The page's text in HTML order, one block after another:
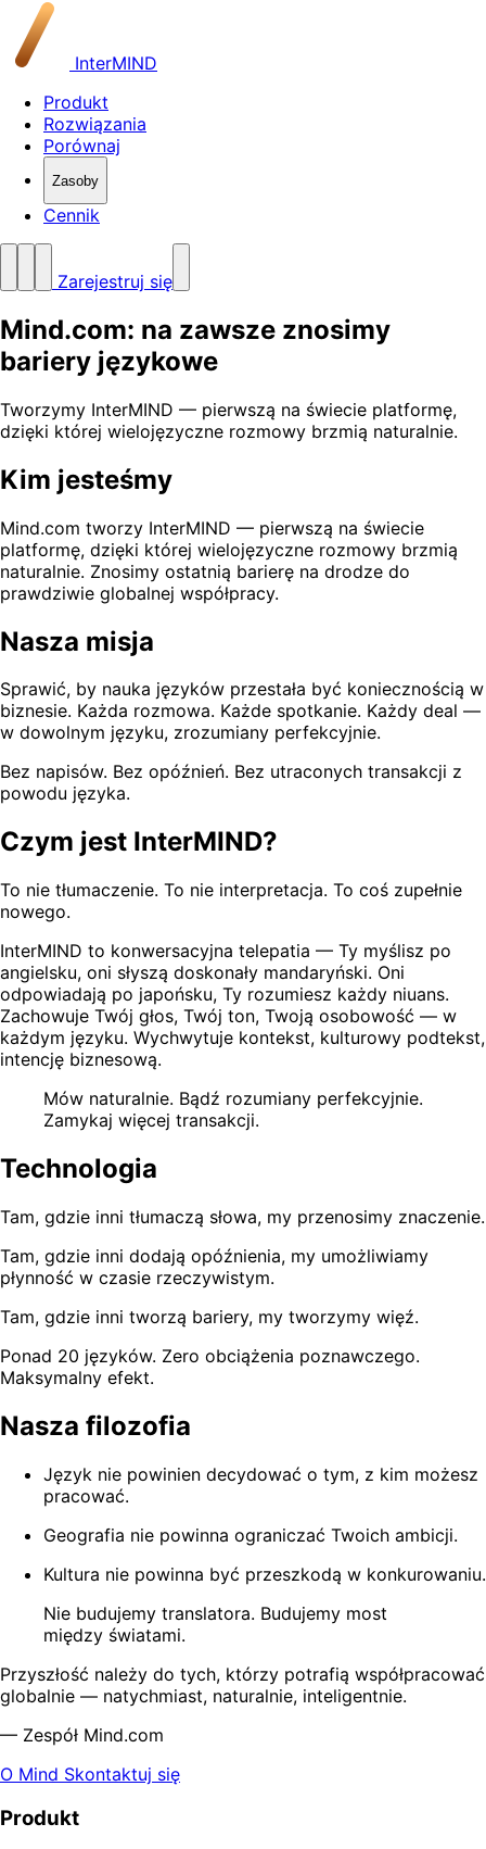
InterMIND
Produkt
Rozwiązania
Porównaj
Zasoby
Cennik
Zarejestruj się
Mind.com: na zawsze znosimy
bariery językowe
Tworzymy InterMIND — pierwszą na świecie platformę,
dzięki której wielojęzyczne rozmowy brzmią naturalnie.
Kim jesteśmy
Mind.com tworzy InterMIND — pierwszą na świecie
platformę, dzięki której wielojęzyczne rozmowy brzmią
naturalnie. Znosimy ostatnią barierę na drodze do
prawdziwie globalnej współpracy.
Nasza misja
Sprawić, by nauka języków przestała być koniecznością w
biznesie. Każda rozmowa. Każde spotkanie. Każdy deal —
w dowolnym języku, zrozumiany perfekcyjnie.
Bez napisów. Bez opóźnień. Bez utraconych transakcji z
powodu języka.
Czym jest InterMIND?
To nie tłumaczenie. To nie interpretacja. To coś zupełnie
nowego.
InterMIND to konwersacyjna telepatia — Ty myślisz po
angielsku, oni słyszą doskonały mandaryński. Oni
odpowiadają po japońsku, Ty rozumiesz każdy niuans.
Zachowuje Twój głos, Twój ton, Twoją osobowość — w
każdym języku. Wychwytuje kontekst, kulturowy podtekst,
intencję biznesową.
Mów naturalnie. Bądź rozumiany perfekcyjnie.
Zamykaj więcej transakcji.
Technologia
Tam, gdzie inni tłumaczą słowa, my przenosimy znaczenie.
Tam, gdzie inni dodają opóźnienia, my umożliwiamy
płynność w czasie rzeczywistym.
Tam, gdzie inni tworzą bariery, my tworzymy więź.
Ponad 20 języków. Zero obciążenia poznawczego.
Maksymalny efekt.
Nasza filozofia
Język nie powinien decydować o tym, z kim możesz
pracować.
Geografia nie powinna ograniczać Twoich ambicji.
Kultura nie powinna być przeszkodą w konkurowaniu.
Nie budujemy translatora. Budujemy most
między światami.
Przyszłość należy do tych, którzy potrafią współpracować
globalnie — natychmiast, naturalnie, inteligentnie.
— Zespół Mind.com
O Mind Skontaktuj się
Produkt